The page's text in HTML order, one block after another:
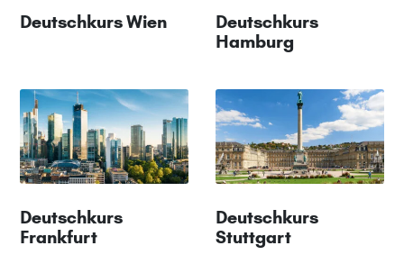
Deutschkurs Wien
Deutschkurs
Hamburg
Deutschkurs
Frankfurt
Deutschkurs
Stuttgart